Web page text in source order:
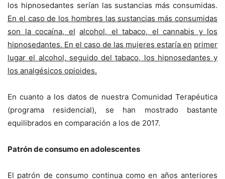
los hipnosedantes serían las sustancias más consumidas.
En el caso de los hombres las sustancias más consumidas
son la cocaína, el alcohol, el tabaco, el cannabis y los
hipnosedantes. En el caso de las mujeres estaría en primer
lugar el alcohol, seguido del tabaco, los hipnosedantes y
los analgésicos opioides.
En cuanto a los datos de nuestra Comunidad Terapéutica
(programa residencial), se han mostrado bastante
equilibrados en comparación a los de 2017.
Patrón de consumo en adolescentes
El patrón de consumo continua como en años anteriores